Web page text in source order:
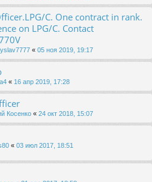
C. One contract in rank.
on LPG/C. Contact
« 05 ноя 2019, 19:17
« 16 апр 2019, 17:28
Косенко « 24 окт 2018, 15:07
« 03 июл 2017, 18:51